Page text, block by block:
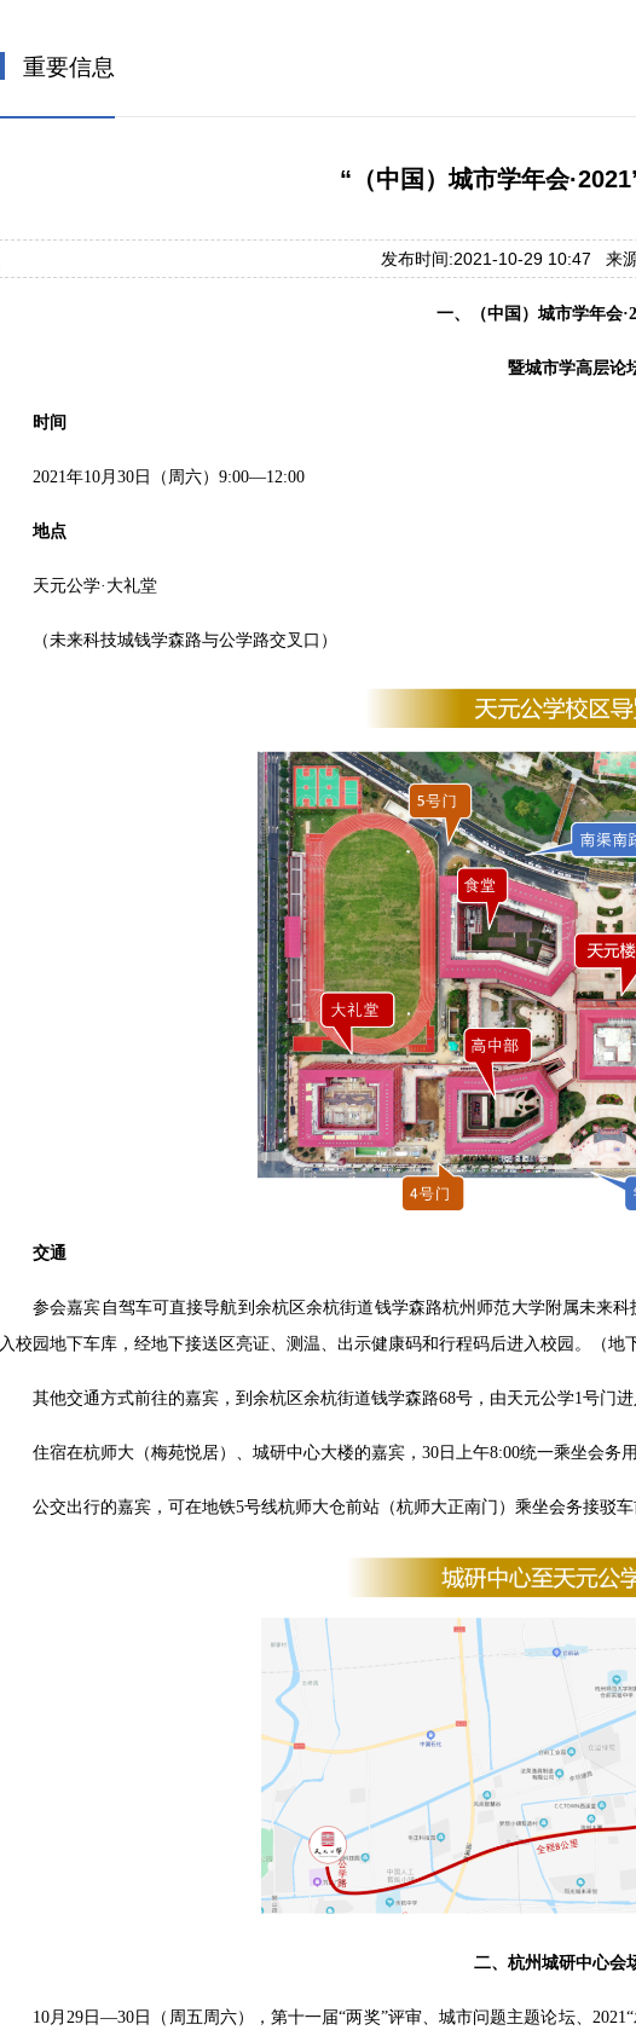
重要信息
“（中国）城市学年会
发布时间:2021-10-29 10:47 来
一、（中国）城市学年会
暨城市学高层论
时间
2021年10月30日（周六）9:00—12:00
地点
天元公学·大礼堂
（未来科技城钱学森路与公学路交叉口）
交通
参会嘉宾自驾车可直接导航到余杭区余杭街道钱学森路杭州师范大学附属未来
入校园地下车库，经地下接送区亮证、测温、出示健康码和行程码后进入校园。（地
其他交通方式前往的嘉宾，到余杭区余杭街道钱学森路68号，由天元公学1号门进
住宿在杭师大（梅苑悦居）、城研中心大楼的嘉宾，30日上午8:00统一乘坐会务
公交出行的嘉宾，可在地铁5号线杭师大仓前站（杭师大正南门）乘坐会务接驳车
二、杭州城研中心会
10月29日—30日（周五周六），第十一届“两奖”评审、城市问题主题论坛、